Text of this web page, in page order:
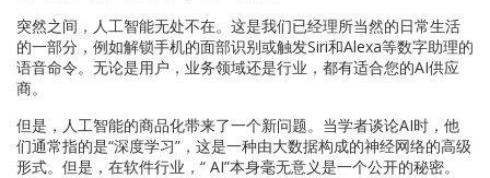
突然之间，人工智能无处不在。这是我们已经理所当然的日常生活
的一部分，例如解锁手机的面部识别或触发Siri和Alexa等数字助理的
语音命令。无论是用户，业务领域还是行业，都有适合您的AI供应
商。
但是，人工智能的商品化带来了一个新问题。当学者谈论AI时，他
们通常指的是“深度学习”，这是一种由大数据构成的神经网络的高级
形式。但是，在软件行业，“ AI”本身毫无意义是一个公开的秘密。